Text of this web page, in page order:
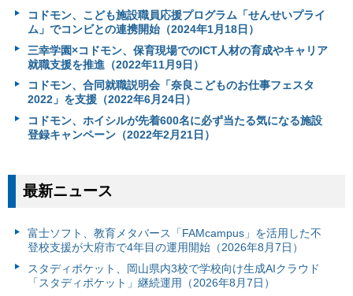
コドモン、こども施設職員応援プログラム「せんせいプライ
ム」でコンビとの連携開始（2024年1月18日）
三幸学園×コドモン、保育現場でのICT人材の育成やキャリア
就職支援を推進（2022年11月9日）
コドモン、合同就職説明会「奈良こどものお仕事フェスタ
2022」を支援（2022年6月24日）
コドモン、ホイシルが先着600名に必ず当たる気になる施設
登録キャンペーン（2022年2月21日）
最新ニュース
富⼠ソフト、教育メタバース「FAMcampus」を活用した不
登校支援が大府市で4年目の運用開始（2026年8月7日）
スタディポケット、岡山県内3校で学校向け生成AIクラウド
「スタディポケット」継続運用（2026年8月7日）